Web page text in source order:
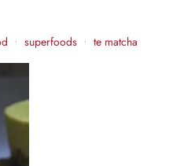
• superfoods • te matcha